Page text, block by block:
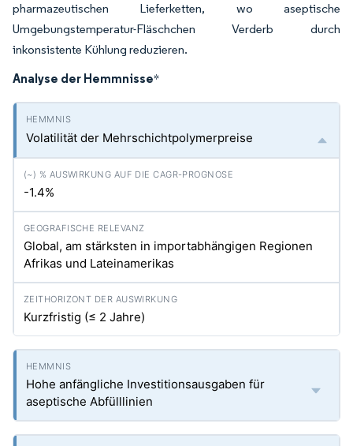
pharmazeutischen Lieferketten, wo aseptische
Umgebungstemperatur-Fläschchen Verderb durch
inkonsistente Kühlung reduzieren.
Analyse der Hemmnisse*
Volatilität der Mehrschichtpolymerpreise
-1.4%
Global, am stärksten in importabhängigen Regionen
Afrikas und Lateinamerikas
Kurzfristig (≤ 2 Jahre)
Hohe anfängliche Investitionsausgaben für
aseptische Abfülllinien